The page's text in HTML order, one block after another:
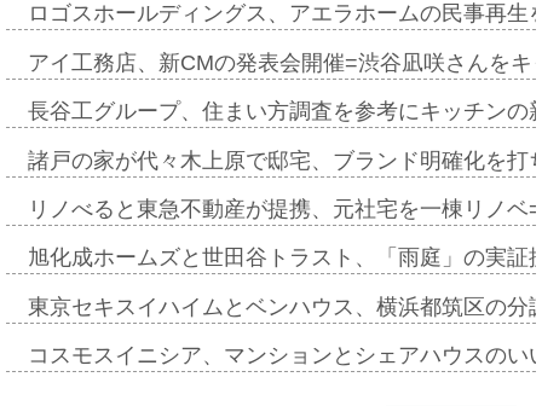
ロゴスホールディングス、アエラホームの民事再
アイ工務店、新CMの発表会開催=渋谷凪咲さんを
長谷工グループ、住まい方調査を参考にキッチン
諸戸の家が代々木上原で邸宅、ブランド明確化を
リノべると東急不動産が提携、元社宅を一棟リノ
旭化成ホームズと世田谷トラスト、「雨庭」の実
東京セキスイハイムとベンハウス、横浜都筑区の
コスモスイニシア、マンションとシェアハウスの